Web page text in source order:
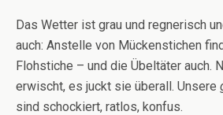
Das Wetter ist grau und regnerisch
auch: Anstelle von Mückenstichen
Flohstiche – und die Übeltäter auch.
erwischt, es juckt sie überall. Unsere
sind schockiert, ratlos, konfus.